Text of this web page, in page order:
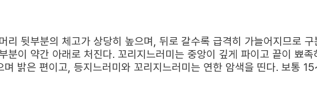
리 뒷부분의 체고가 상당히 높으며, 뒤로 갈수록 급격히 가늘어지므로
분이 약간 아래로 처진다. 꼬리지느러미는 중앙이 깊게 파이고 끝이 뾰
며 밝은 편이고, 등지느러미와 꼬리지느러미는 연한 암색을 띤다. 보통